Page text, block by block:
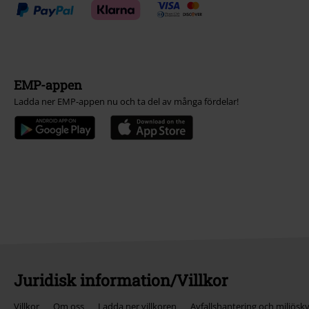
EMP-appen
Ladda ner EMP-appen nu och ta del av många fördelar!
Juridisk information/Villkor
Villkor Om oss Ladda ner villkoren Avfallshantering och